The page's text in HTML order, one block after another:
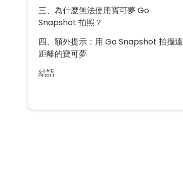
三、為什麼無法使用寶可夢 Go
Snapshot 拍照？
四、額外提示：用 Go Snapshot 拍攝遠
距離的寶可夢
結語